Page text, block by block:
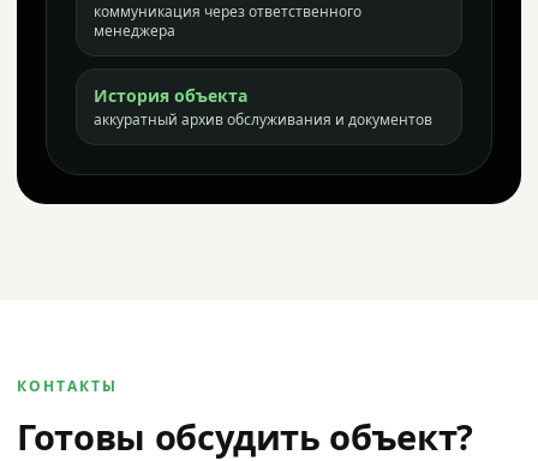
коммуникация через ответственного
менеджера
История объекта
аккуратный архив обслуживания и документов
КОНТАКТЫ
Готовы обсудить объект?